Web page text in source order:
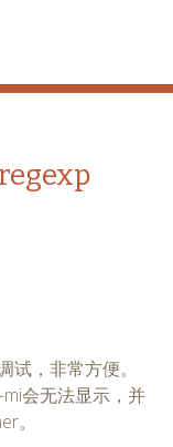
，非常方便。
会无法显示，并
。